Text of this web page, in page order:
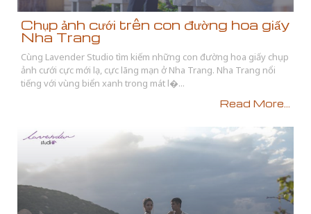
Chụp ảnh cưới trên con đường hoa giấy
Nha Trang
Cùng Lavender Studio tìm kiếm những con đường hoa giấy chụp
ảnh cưới cực mới lạ, cực lãng mạn ở Nha Trang. Nha Trang nổi
tiếng với vùng biển xanh trong mát l�...
Read More...